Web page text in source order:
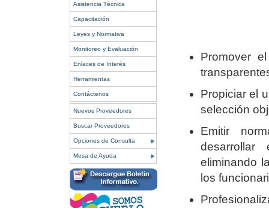
Asistencia Técnica
Capacitación
Leyes y Normativa
Monitoreo y Evaluación
Enlaces de Interés
Herramientas
Contáctenos
Nuevos Proveedores
Buscar Proveedores
Opciones de Consulta
Mesa de Ayuda
Promover
Propiciar el
selección
Emitir
desarrollar
eliminando
los